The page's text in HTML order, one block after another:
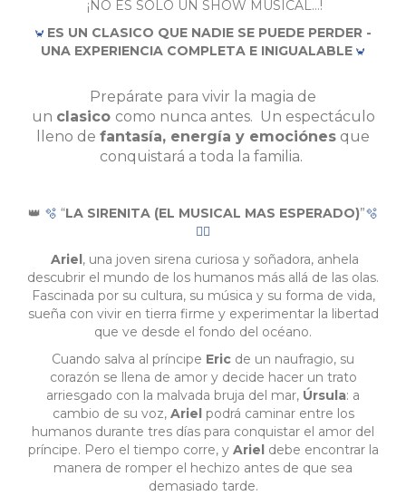
¡NO ES SOLO UN SHOW MUSICAL…!
🦀 ES UN CLASICO QUE NADIE SE PUEDE PERDER -
UNA EXPERIENCIA COMPLETA E INIGUALABLE 🦀
Prepárate para vivir la magia de
un clasico como nunca antes. Un espectáculo
lleno de fantasía, energía y emociónes que
conquistará a toda la familia.
👑 🫧 “LA SIRENITA (EL MUSICAL MAS ESPERADO)”🫧
🧜‍♀️
Ariel , una joven sirena curiosa y soñadora, anhela
descubrir el mundo de los humanos más allá de las olas.
Fascinada por su cultura, su música y su forma de vida,
sueña con vivir en tierra firme y experimentar la libertad
que ve desde el fondo del océano.
Cuando salva al príncipe Eric de un naufragio, su
corazón se llena de amor y decide hacer un trato
arriesgado con la malvada bruja del mar, Úrsula: a
cambio de su voz, Ariel podrá caminar entre los
humanos durante tres días para conquistar el amor del
príncipe. Pero el tiempo corre, y Ariel debe encontrar la
manera de romper el hechizo antes de que sea
demasiado tarde.